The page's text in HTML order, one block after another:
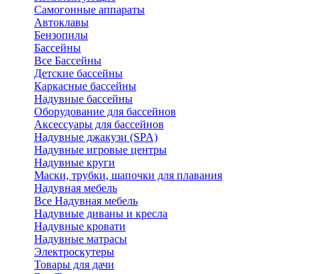
Самогонные аппараты
Автоклавы
Бензопилы
Бассейны
Все Бассейны
Детские бассейны
Каркасные бассейны
Надувные бассейны
Оборудование для бассейнов
Аксессуары для бассейнов
Надувные джакузи (SPA)
Надувные игровые центры
Надувные круги
Маски, трубки, шапочки для плавания
Надувная мебель
Все Надувная мебель
Надувные диваны и кресла
Надувные кровати
Надувные матрасы
Электроскутеры
Товары для дачи